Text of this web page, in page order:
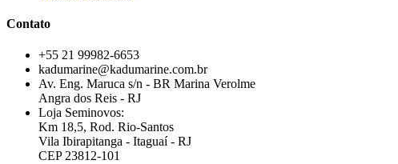
Contato
+55 21 99982-6653
kadumarine@kadumarine.com.br
Av. Eng. Maruca s/n - BR Marina Verolme
Angra dos Reis - RJ
Loja Seminovos:
Km 18,5, Rod. Rio-Santos
Vila Ibirapitanga - Itaguaí - RJ
CEP 23812-101